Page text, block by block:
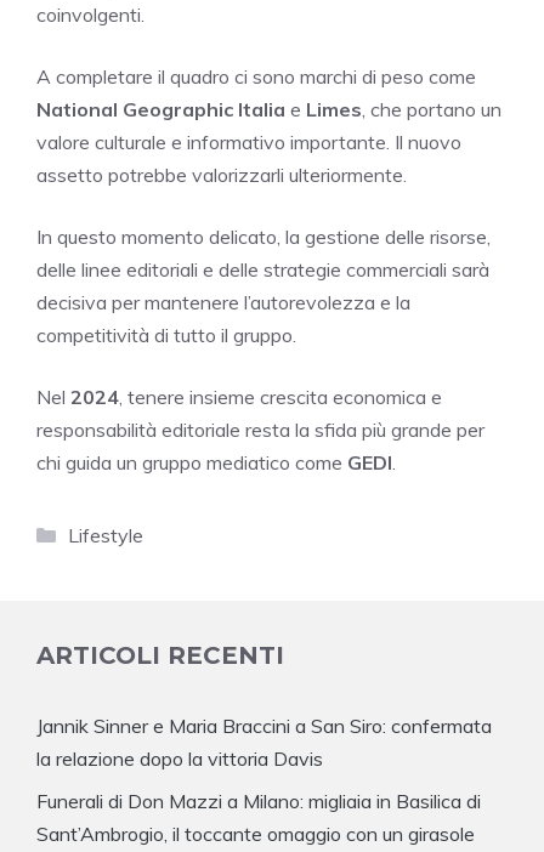
coinvolgenti.
A completare il quadro ci sono marchi di peso come
National Geographic Italia e Limes , che portano un
valore culturale e informativo importante. Il nuovo
assetto potrebbe valorizzarli ulteriormente.
In questo momento delicato, la gestione delle risorse,
delle linee editoriali e delle strategie commerciali sarà
decisiva per mantenere l’autorevolezza e la
competitività di tutto il gruppo.
Nel 2024 , tenere insieme crescita economica e
responsabilità editoriale resta la sfida più grande per
chi guida un gruppo mediatico come GEDI
Categorie
Lifestyle
ARTICOLI RECENTI
Jannik Sinner e Maria Braccini a San Siro: confermata
la relazione dopo la vittoria Davis
Funerali di Don Mazzi a Milano: migliaia in Basilica di
Sant’Ambrogio, il toccante omaggio con un girasole